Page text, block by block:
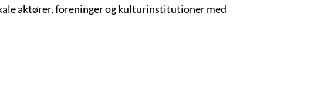
aktører, foreninger og kulturinstitutioner med